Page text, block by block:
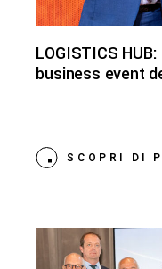
LOGISTICS
business event
SCOPRI DI